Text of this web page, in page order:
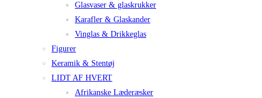
Glasvaser & glaskrukker
Karafler & Glaskander
Vinglas & Drikkeglas
Figurer
Keramik & Stentøj
LIDT AF HVERT
Afrikanske Læderæsker